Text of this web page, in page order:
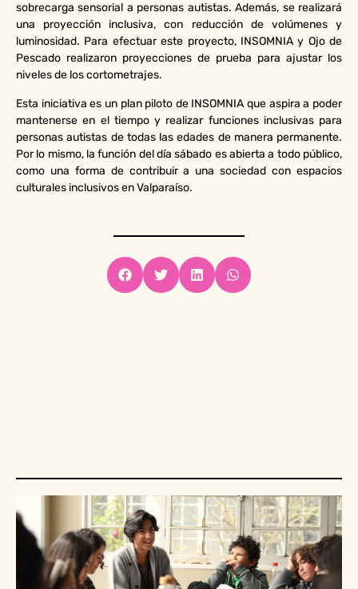
sobrecarga sensorial a personas autistas. Además, se realizará
una proyección inclusiva, con reducción de volúmenes y
luminosidad. Para efectuar este proyecto, INSOMNIA y Ojo de
Pescado realizaron proyecciones de prueba para ajustar los
niveles de los cortometrajes.
Esta iniciativa es un plan piloto de INSOMNIA que aspira a poder
mantenerse en el tiempo y realizar funciones inclusivas para
personas autistas de todas las edades de manera permanente.
Por lo mismo, la función del día sábado es abierta a todo público,
como una forma de contribuir a una sociedad con espacios
culturales inclusivos en Valparaíso.